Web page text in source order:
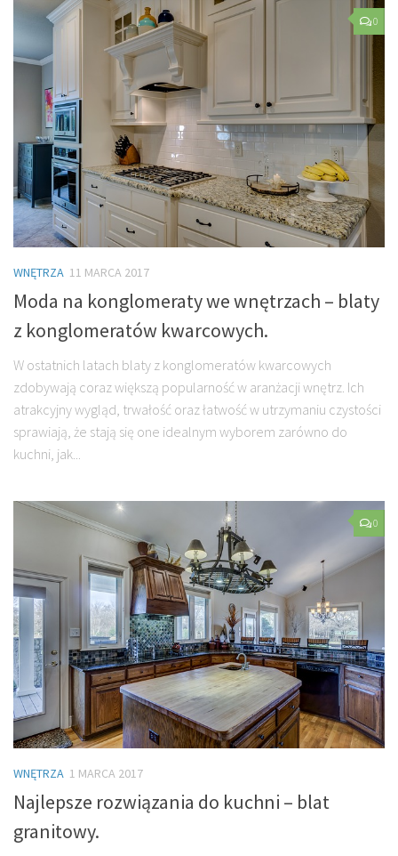
0
WNĘTRZA 11 MARCA 2017
Moda na konglomeraty we wnętrzach – blaty
z konglomeratów kwarcowych.
W ostatnich latach blaty z konglomeratów kwarcowych
zdobywają coraz większą popularność w aranżacji wnętrz. Ich
atrakcyjny wygląd, trwałość oraz łatwość w utrzymaniu czystości
sprawiają, że stają się one idealnym wyborem zarówno do
kuchni, jak...
0
WNĘTRZA 1 MARCA 2017
Najlepsze rozwiązania do kuchni – blat
granitowy.